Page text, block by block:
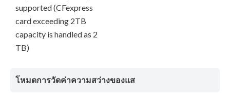
supported (CFexpress
card exceeding 2TB
capacity is handled as 2
TB)
โหมดการวัดค่าความสว่างของแส